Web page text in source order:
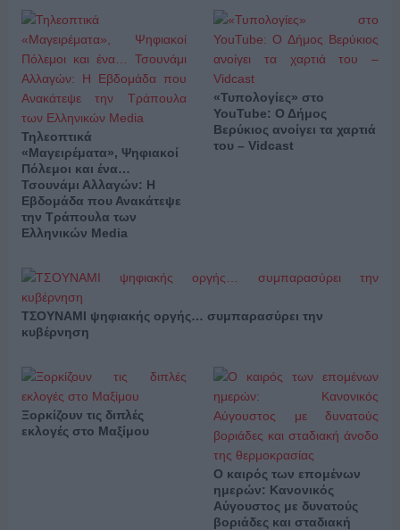
Τηλεοπτικά
«Μαγειρέματα», Ψηφιακοί
Πόλεμοι και ένα…
Τσουνάμι Αλλαγών: Η
Εβδομάδα που Ανακάτεψε
την Τράπουλα των
Ελληνικών Media
«Τυπολογίες» στο
YouTube: Ο Δήμος
Βερύκιος ανοίγει τα χαρτιά
του – Vidcast
ΤΣΟΥΝΑΜΙ ψηφιακής οργής… συμπαρασύρει την
κυβέρνηση
Ξορκίζουν τις διπλές
εκλογές στο Μαξίμου
Ο καιρός των επομένων
ημερών: Κανονικός
Αύγουστος με δυνατούς
βοριάδες και σταδιακή